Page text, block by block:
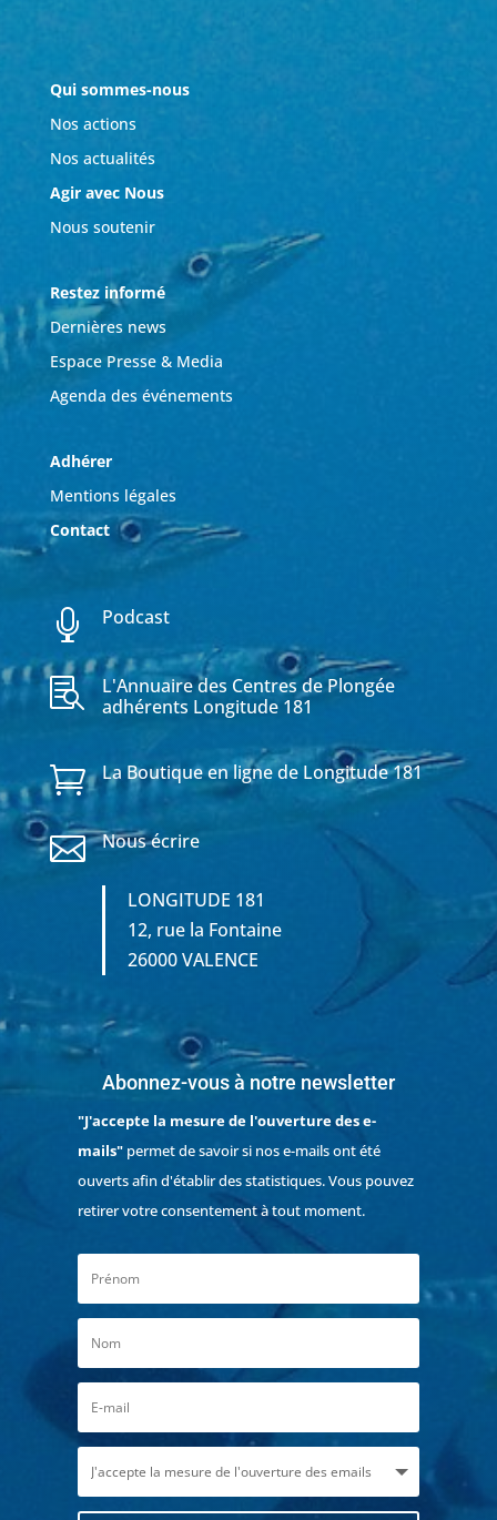
Qui sommes-nous
Nos actions
Nos actualités
Agir avec Nous
Nous soutenir
Restez informé
Dernières news
Espace Presse & Media
Agenda des événements
Adhérer
Mentions légales
Contact
 Podcast

L'Annuaire des Centres de Plongée
adhérents Longitude 181
 La Boutique en ligne de Longitude 181
 Nous écrire
LONGITUDE 181
12, rue la Fontaine
26000 VALENCE
Abonnez-vous à notre newsletter
"J'accepte la mesure de l'ouverture des e-
mails"permet de savoir si nos e-mails ont été
ouverts afin d'établir des statistiques. Vous pouvez
retirer votre consentement à tout moment.